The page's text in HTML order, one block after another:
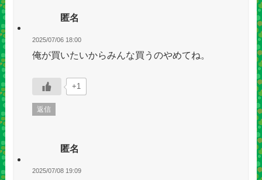
匿名
2025/07/06 18:00
俺が買いたいからみんな買うのやめてね。
+1
返信
匿名
2025/07/08 19:09